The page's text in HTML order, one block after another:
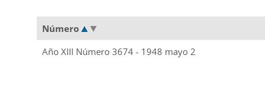
Número
Año XIII Número 3674 - 1948 mayo 2